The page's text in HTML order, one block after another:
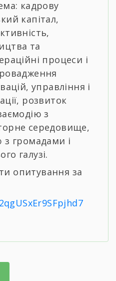
кадрову
капітал,
та
процеси і
управління і
розвиток
з
середовище,
з громадами і
галузі.
опитування за